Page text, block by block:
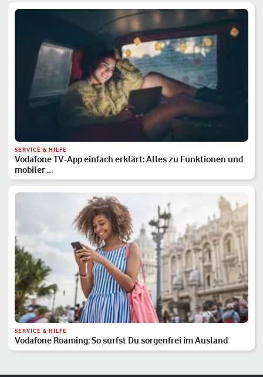
SERVICE & HILFE
Vodafone TV-App einfach erklärt: Alles zu Funktionen und
mobiler …
SERVICE & HILFE
Vodafone Roaming: So surfst Du sorgenfrei im Ausland